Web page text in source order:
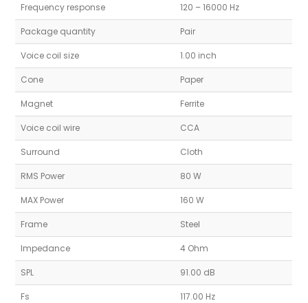
Frequency response 120 – 16000 Hz
Package quantity Pair
Voice coil size 1.00 inch
Cone Paper
Magnet Ferrite
Voice coil wire CCA
Surround Cloth
RMS Power 80 W
MAX Power 160 W
Frame Steel
Impedance 4 Ohm
SPL 91.00 dB
Fs 117.00 Hz